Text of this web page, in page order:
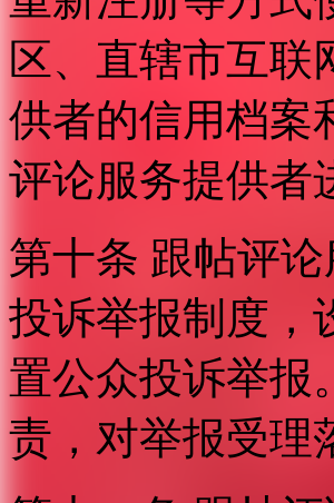
区、直辖市互联
供者的信用档案
评论服务提供者
第十条 跟帖评
投诉举报制度，
置公众投诉举报
责，对举报受理